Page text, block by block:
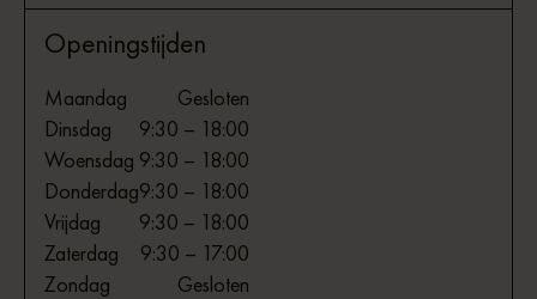
Openingstijden
Maandag
Gesloten
Dinsdag
9:30 – 18:00
Woensdag 9:30 – 18:00
Donderdag9:30 – 18:00
Vrijdag
9:30 – 18:00
Zaterdag
9:30 – 17:00
Zondag
Gesloten